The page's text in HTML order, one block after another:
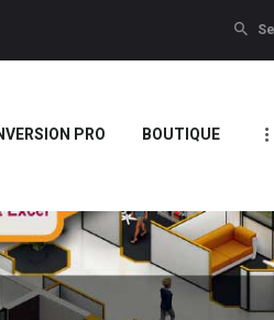
PRO BOUTIQUE